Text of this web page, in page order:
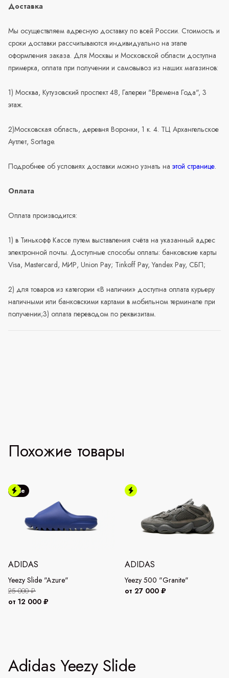
Доставка
Мы осуществляем адресную доставку по всей России. Стоимость и
сроки доставки рассчитываются индивидуально на этапе
оформления заказа. Для Москвы и Московской области доступна
примерка, оплата при получении и самовывоз из наших магазинов:
1) Москва, Кутузовский проспект 48, Галереи "Времена Года", 3
этаж.
2)Московская область, деревня Воронки, 1 к. 4. ТЦ Архангельское
Аутлет, Sortage.
Подробнее об условиях доставки можно узнать на этой странице.
Оплата
Оплата производится:
1) в Тинькофф Кассе путем выставления счёта на указанный адрес
электронной почты. Доступные способы оплаты: банковские карты
Visa, Mastercard, МИР, Union Pay; Tinkoff Pay, Yandex Pay, СБП;
2) для товаров из категории «В наличии» доступна оплата курьеру
наличными или банковскими картами в мобильном терминале при
получении;3) оплата переводом по реквизитам.
Похожие товары
Sale
ADIDAS
Yeezy Slide "Azure"
25 000 ₽
от 12 000 ₽
ADIDAS
Yeezy 500 "Granite"
от 27 000 ₽
Adidas Yeezy Slide